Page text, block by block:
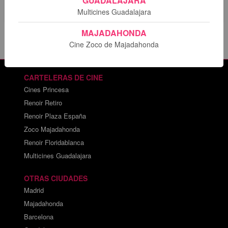
CARTELERAS DE CINE
Cines Princesa
Renoir Retiro
Renoir Plaza España
Zoco Majadahonda
Renoir Floridablanca
Multicines Guadalajara
OTRAS CIUDADES
Madrid
Majadahonda
Barcelona
Multicines Guadalajara
MAJADAHONDA
Cine Zoco de Majadahonda